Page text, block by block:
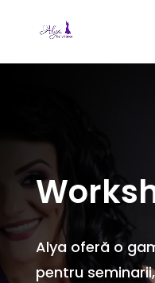
Alya oferă o
pentru